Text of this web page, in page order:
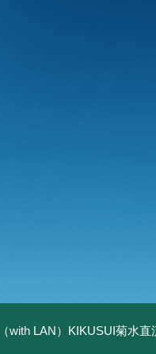
with LAN）KIKUSUI菊水